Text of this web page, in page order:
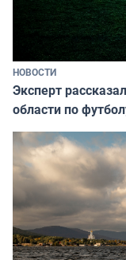
НОВОСТИ
Эксперт
области по